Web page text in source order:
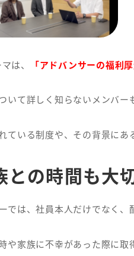
は、 「アドバンサーの福利厚
いて詳しく知らないメンバー
ている制度や、その背景にあ
との時間も大
では、社員本人だけでなく、
や家族に不幸があった際に取